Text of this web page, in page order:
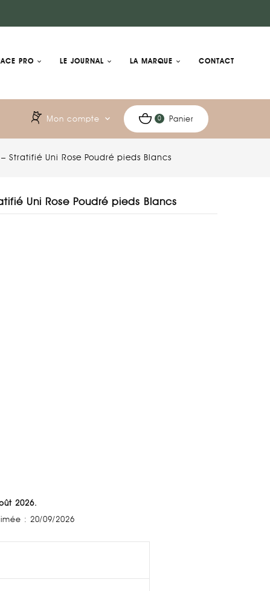
PRO LE JOURNAL LA MARQUE CONTACT
0 Panier
Mon compte expand_more
Stratifié Uni Rose Poudré pieds Blancs
Uni Rose Poudré pieds Blancs
2026.
: 20/09/2026